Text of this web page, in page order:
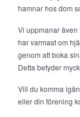
hamnar hos dom
Vi uppmanar även
har varmast om
genom att boka
Detta betyder
Vill du komma
eller din förening